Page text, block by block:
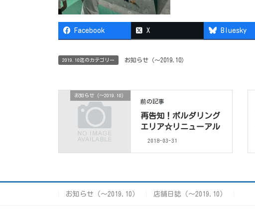
Facebook X Bluesky
2019.10迄のカテゴリー お知らせ（〜2019.10）
お知らせ（〜2019.10）
前の記事
再告知！ボルダリング
エリア☆リニューアル
2018-03-31
お知らせ（〜2019.10） 店舗日誌（〜2019.10）